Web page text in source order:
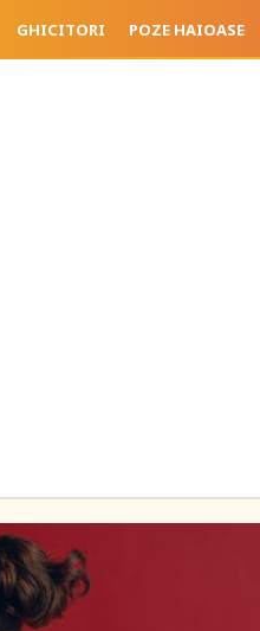
GHICITORI POZE HAIOASE